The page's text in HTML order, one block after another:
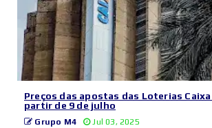
Preços das apostas das Loterias
partir de 9 de julho
Grupo M4 Jul 03, 2025